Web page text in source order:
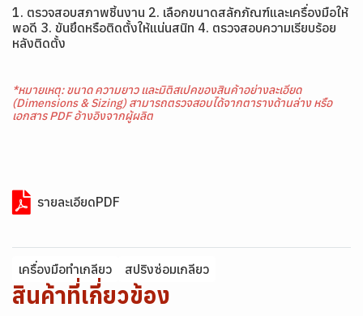
1. ตรวจสอบสภาพชิ้นงาน 2. เลือกขนาดสลักภัณฑ์และเครื่องมือให้
พอดี 3. ขันยึดหรือติดตั้งให้แน่นสนิท 4. ตรวจสอบความเรียบร้อย
หลังติดตั้ง
*หมายเหตุ: ขนาด ความยาว และมิติสเปคของสินค้าอย่างละเอียด
(Dimensions & Sizing) สามารถตรวจสอบได้จากตารางด้านล่าง หรือ
เอกสาร PDF อ้างอิงจากผู้ผลิต
รายละเอียดPDF
เครื่องมือทำเกลียว สปริงซ่อมเกลียว
สินค้าที่เกี่ยวข้อง